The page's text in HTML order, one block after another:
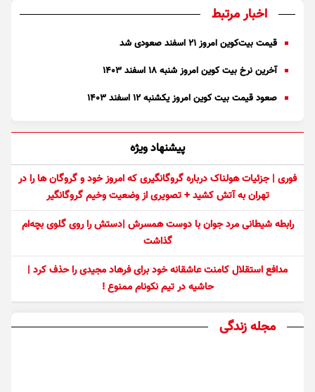
اخبار مرتبط
قیمت بیت‌کوین امروز ۲۱ اسفند صعودی شد
آخرین نرخ بیت کوین امروز شنبه ۱۸ اسفند ۱۴۰۳
صعود قیمت بیت کوین امروز یکشنبه ۱۲ اسفند ۱۴۰۳
پیشنهاد ویژه
فوری | جزئیات هولناک درباره گروگانگیری که امروز خود و گروگان ها را در
تهران به آتش کشید + تصویری از وضعیت وخیم گروگانگیر
رابطه شیطانی مرد جوان با دوست همسرش |دستش را روی گلوی بچه‌ام
گذاشت
مدافع استقلال کامنت عاشقانه خود برای فرهاد مجیدی را حذف کرد |
حاشیه در تیم نکونام ممنوع !
مجله زندگی